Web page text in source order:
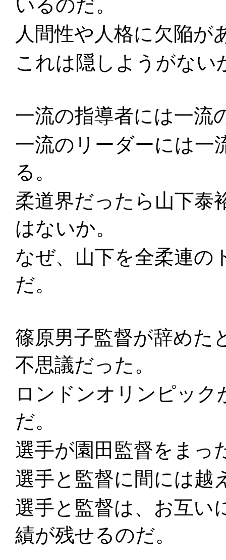
いるのだ。
人間性や人格に欠陥が
これは隠しようがない
一流の指導者には一流
一流のリーダーには一
る。
柔道界だったら山下泰
はないか。
なぜ、山下を全柔連の
だ。
篠原男子監督が辞めた
不思議だった。
ロンドンオリンピッ
だ。
選手が園田監督をまっ
選手と監督に間には越
選手と監督は、お互い
績が残せるのだ。